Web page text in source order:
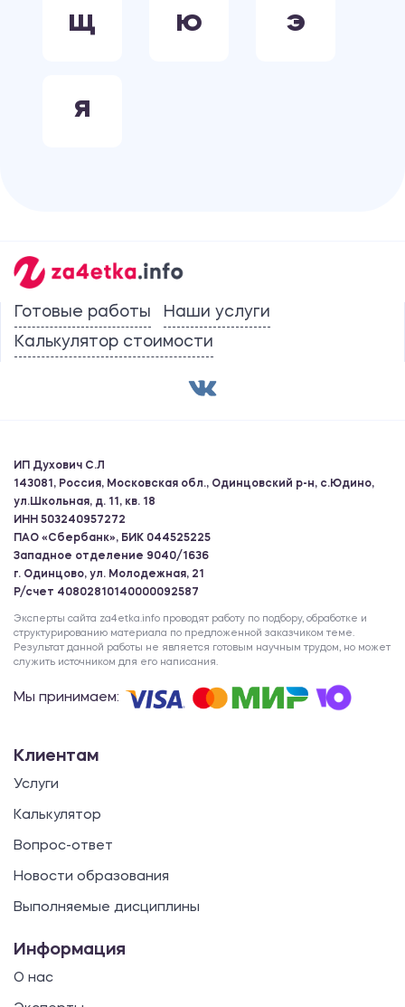
Щ Ю Э
Я
Готовые работы
Наши услуги
Калькулятор стоимости
ИП Духович С.Л
143081, Россия, Московская обл., Одинцовский р-н, с.Юдино,
ул.Школьная, д. 11, кв. 18
ИНН 503240957272
ПАО «Сбербанк», БИК 044525225
Западное отделение 9040/1636
г. Одинцово, ул. Молодежная, 21
Р/счет 40802810140000092587
Эксперты сайта za4etka.info проводят работу по подбору, обработке и
структурированию материала по предложенной заказчиком теме.
Результат данной работы не является готовым научным трудом, но может
служить источником для его написания.
Мы принимаем:
Клиентам
Услуги
Калькулятор
Вопрос-ответ
Новости образования
Выполняемые дисциплины
Информация
О нас